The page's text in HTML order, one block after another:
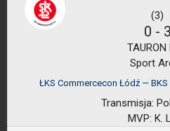
(3)
0 - 3
TAURON
Sport
ŁKS Commercecon Łódź — BKS
Transmisja:
MVP: K.